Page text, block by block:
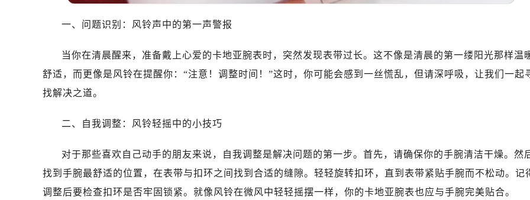
一、问题识别：风铃声中的第一声警报
当你在清晨醒来，准备戴上心爱的卡地亚腕表时，突然发现表带过长。这不像是清晨的第一缕阳光那样温
舒适，而更像是风铃在提醒你：“注意！调整时间！”这时，你可能会感到一丝慌乱，但请深呼吸，让我们一起
找解决之道。
二、自我调整：风铃轻摇中的小技巧
对于那些喜欢自己动手的朋友来说，自我调整是解决问题的第一步。首先，请确保你的手腕清洁干燥。然
找到手腕最舒适的位置，在表带与扣环之间找到合适的缝隙。轻轻旋转扣环，直到表带紧贴手腕而不松动。记
调整后要检查扣环是否牢固锁紧。就像风铃在微风中轻轻摇摆一样，你的卡地亚腕表也应与手腕完美贴合。